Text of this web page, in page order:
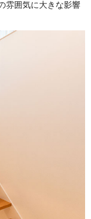
雰囲気に大きな影響